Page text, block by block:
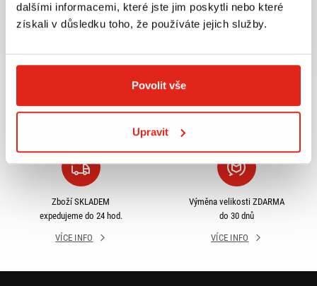
dalšími informacemi, které jste jim poskytli nebo které
získali v důsledku toho, že používáte jejich služby.
Povolit vše
Upravit
Zboží SKLADEM
expedujeme do 24 hod.
VÍCE INFO
Výměna velikosti ZDARMA
do 30 dnů
VÍCE INFO